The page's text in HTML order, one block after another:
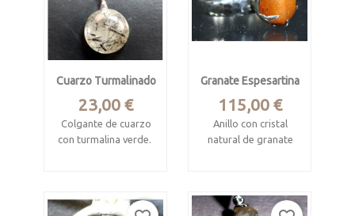
Cuarzo Turmalinado
Precio
23,00 €
Colgante de cuarzo
con turmalina verde.
Procede de Brasil.
Granate Espesartina
Precio
115,00 €
Anillo con cristal
natural de granate
Navegadora claim,